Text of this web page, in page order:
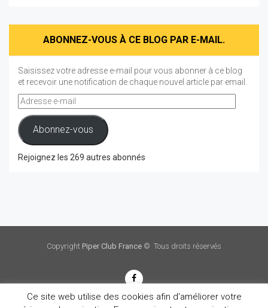
ABONNEZ-VOUS À CE BLOG PAR E-MAIL.
Saisissez votre adresse e-mail pour vous abonner à ce blog
et recevoir une notification de chaque nouvel article par email.
Adresse
e-
mail
Abonnez-vous
Rejoignez les 269 autres abonnés
Copyright Piper Club France © Tous droits réservés
Ce site web utilise des cookies afin d'améliorer votre